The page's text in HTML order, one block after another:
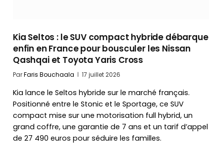
Kia Seltos : le SUV compact hybride débarque
enfin en France pour bousculer les Nissan
Qashqai et Toyota Yaris Cross
ParFaris Bouchaala 17 juillet 2026
Kia lance le Seltos hybride sur le marché français.
Positionné entre le Stonic et le Sportage, ce SUV
compact mise sur une motorisation full hybrid, un
grand coffre, une garantie de 7 ans et un tarif d’appel
de 27 490 euros pour séduire les familles.